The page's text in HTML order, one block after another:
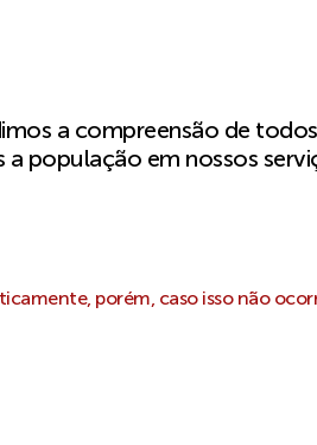
a compreensão de
a população em nossos
porém, caso isso não